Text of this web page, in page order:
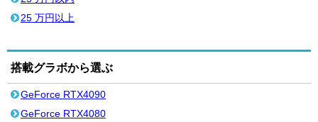
25 万円以上
搭載グラボから選ぶ
GeForce RTX4090
GeForce RTX4080